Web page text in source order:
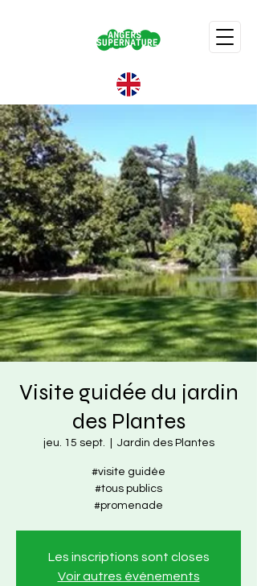
Visite guidée du jardin
des Plantes
jeu. 15 sept. Jardin des Plantes
#visite guidée
#tous publics
#promenade
Les inscriptions sont closes
Voir autres événements